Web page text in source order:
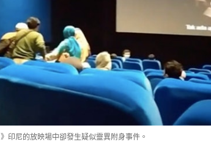
印尼的放映場中卻發生疑似靈異附身事件。